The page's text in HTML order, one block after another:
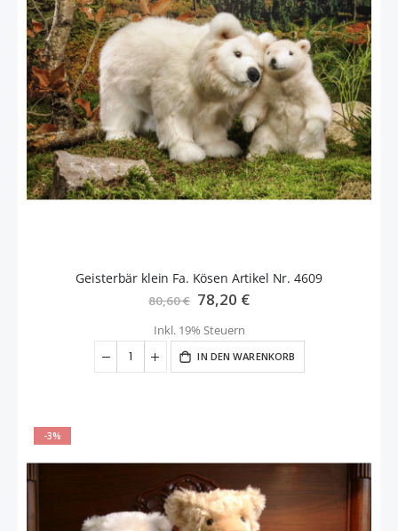
Geisterbär klein Fa. Kösen Artikel Nr. 4609
80,60 € Sonderangebot
78,20 €
Inkl. 19% Steuern
IN DEN WARENKORB
-3%